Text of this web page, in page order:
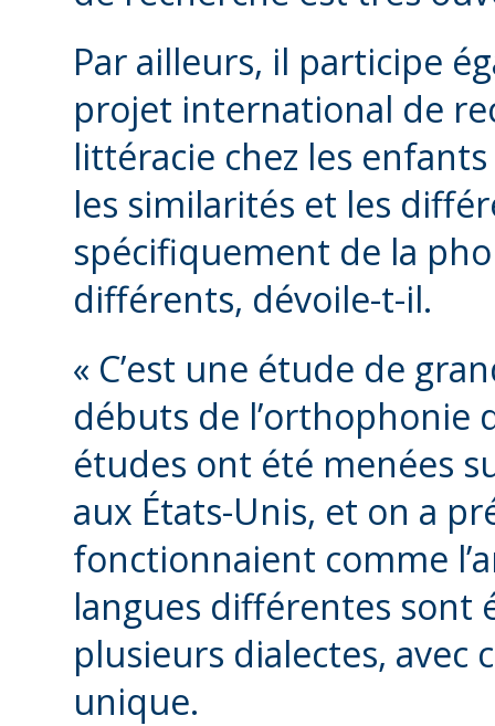
Par ailleurs, il participe
projet international de
littéracie chez les
les similarités et les
spécifiquement de la
différents, dévoile-t-il.
« C’est une étude de
débuts de l’orthophonie
études ont été menées
aux États-Unis, et on a
fonctionnaient comme
langues différentes sont
plusieurs dialectes, avec
unique.